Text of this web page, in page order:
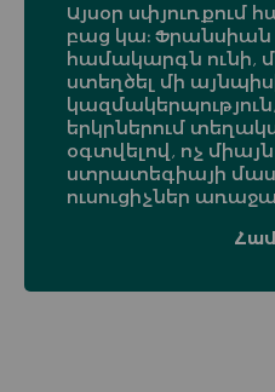
Այսօր սփյուռքում
բաց կա։
համակարգն ունի,
ստեղծել մի
երկրներում
օգտվելով, ոչ
ստրատեգիայի
ուսուցիչներ